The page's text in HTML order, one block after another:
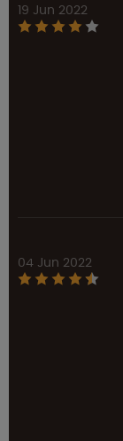
19 Jun 2022
04 Jun 2022